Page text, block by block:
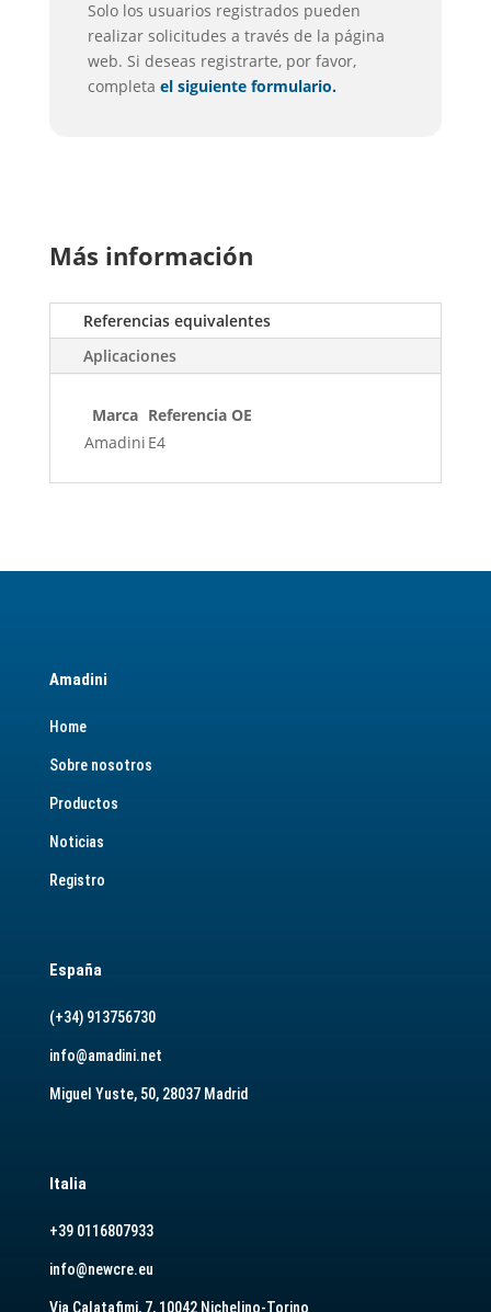
Solo los usuarios registrados pueden
realizar solicitudes a través de la página
web. Si deseas registrarte, por favor,
completa el siguiente formulario.
Más información
Referencias equivalentes
Aplicaciones
Marca Referencia OE
Amadini E4
Amadini
Home
Sobre nosotros
Productos
Noticias
Registro
España
(+34) 913756730
info@amadini.net
Miguel Yuste, 50, 28037 Madrid
Italia
+39 0116807933
info@newcre.eu
Via Calatafimi, 7, 10042 Nichelino-Torino